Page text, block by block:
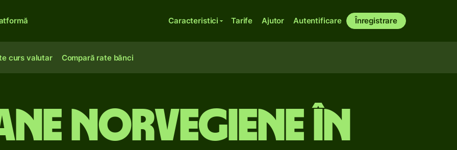
Caracteristici Tarife Ajutor Autentificare Înregistrare
curs valutar Compară rate bănci
norvegiene în